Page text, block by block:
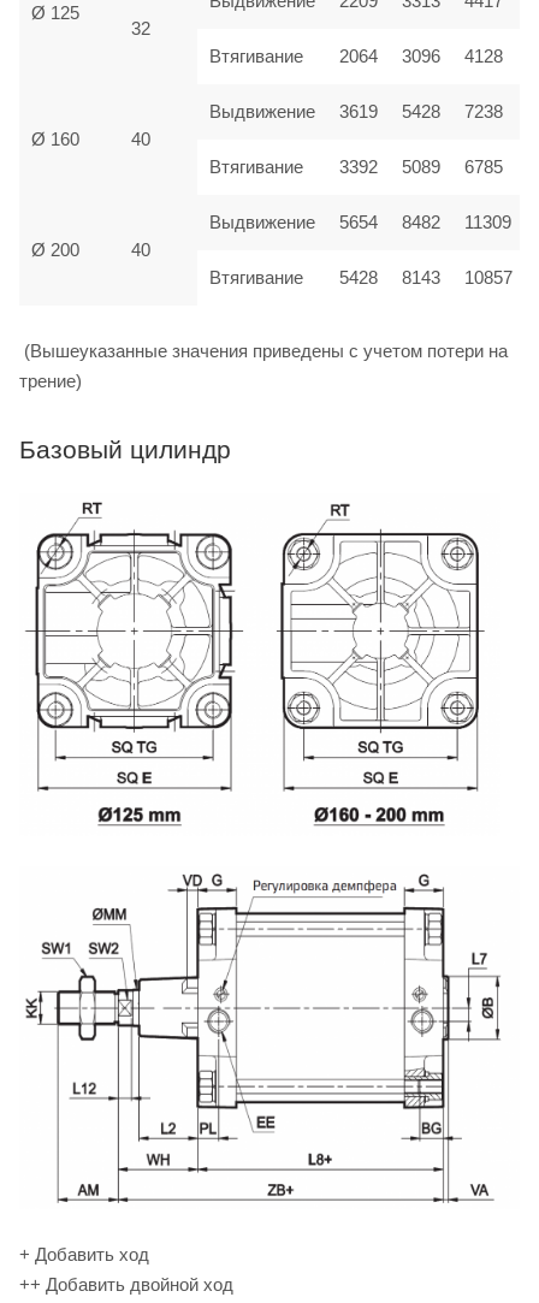
Ø 125
32
Втягивание 2064 3096 4128
Ø 160 40
Выдвижение 3619 5428 7238
Втягивание 3392 5089 6785
Ø 200 40
Выдвижение 5654 8482 11309
Втягивание 5428 8143 10857
(Вышеуказанные значения приведены с учетом потери на
трение)
Базовый цилиндр
+ Добавить ход
++ Добавить двойной ход